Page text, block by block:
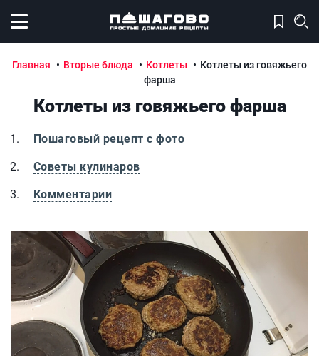
Открыть меню
Главная Вторые блюда Котлеты
Котлеты из говяжьего
фарша
Котлеты из говяжьего фарша
Пошаговый рецепт с фото
Советы кулинаров
Комментарии
Котлеты из говяжьего фарша